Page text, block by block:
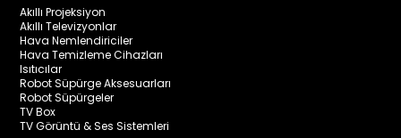
Akıllı Projeksiyon
Akıllı Televizyonlar
Hava Nemlendiriciler
Hava Temizleme Cihazları
Isıtıcılar
Robot Süpürge Aksesuarları
Robot Süpürgeler
TV Box
TV Görüntü & Ses Sistemleri